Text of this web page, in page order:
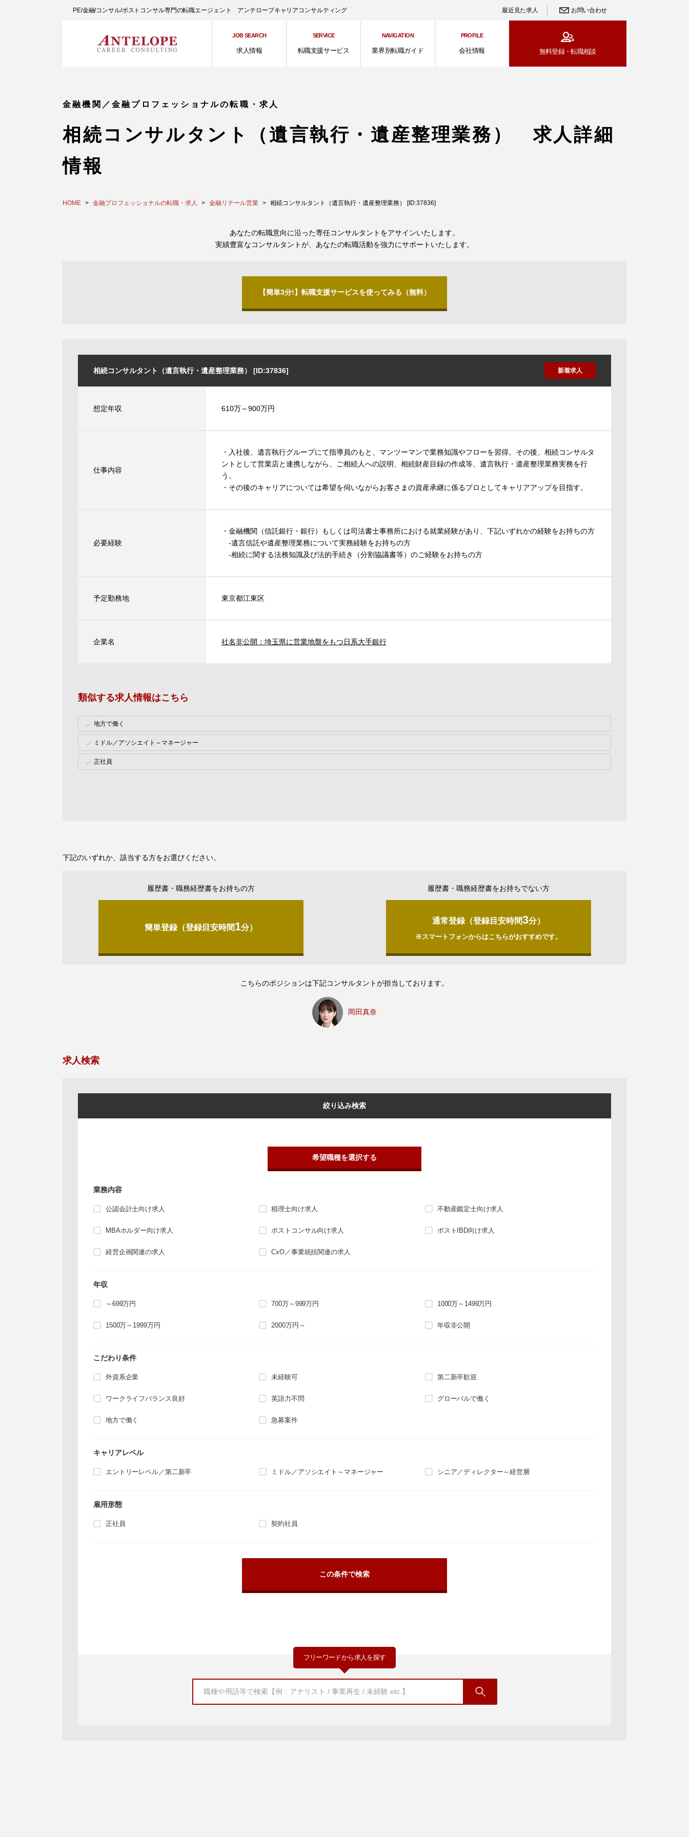
PE/金融/コンサル/ポストコンサル専門の転職エージェント アンテロープキャリアコンサルティング 最近見た求人 お問い合わせ
JOB SEARCH
求人情報
SERVICE
転職支援サービス
NAVIGATION
業界別転職ガイド
PROFILE
会社情報 無料登録・転職相談
金融機関／金融プロフェッショナルの転職・求人
相続コンサルタント（遺言執行・遺産整理業務） 求人詳細
情報
HOME 金融プロフェッショナルの転職・求人 金融リテール営業 相続コンサルタント（遺言執行・遺産整理業務） [ID:37836]
あなたの転職意向に沿った専任コンサルタントをアサインいたします。
実績豊富なコンサルタントが、あなたの転職活動を強力にサポートいたします。
【簡単3分!】転職支援サービスを使ってみる（無料）
相続コンサルタント（遺言執行・遺産整理業務） [ID:37836] 新着求人
想定年収 610万～900万円
仕事内容
・入社後、遺言執行グループにて指導員のもと、マンツーマンで業務知識やフローを習得。その後、相続コンサルタ
ントとして営業店と連携しながら、ご相続人への説明、相続財産目録の作成等、遺言執行・遺産整理業務実務を行
う。
・その後のキャリアについては希望を伺いながらお客さまの資産承継に係るプロとしてキャリアアップを目指す。
必要経験
・金融機関（信託銀行・銀行）もしくは司法書士事務所における就業経験があり、下記いずれかの経験をお持ちの方
-遺言信託や遺産整理業務について実務経験をお持ちの方
-相続に関する法務知識及び法的手続き（分割協議書等）のご経験をお持ちの方
予定勤務地 東京都江東区
企業名 社名非公開：埼玉県に営業地盤をもつ日系大手銀行
類似する求人情報はこちら
地方で働く
ミドル／アソシエイト～マネージャー
正社員
下記のいずれか、該当する方をお選びください。
履歴書・職務経歴書をお持ちの方
簡単登録（登録目安時間1分）
履歴書・職務経歴書をお持ちでない方
通常登録（登録目安時間3分）
※スマートフォンからはこちらがおすすめです。
こちらのポジションは下記コンサルタントが担当しております。
岡田真奈
求人検索
絞り込み検索
希望職種を選択する
業務内容
公認会計士向け求人 税理士向け求人 不動産鑑定士向け求人
MBAホルダー向け求人 ポストコンサル向け求人 ポストIBD向け求人
経営企画関連の求人 CxO／事業統括関連の求人
年収
～699万円 700万～999万円 1000万～1499万円
1500万～1999万円 2000万円～ 年収非公開
こだわり条件
外資系企業 未経験可 第二新卒歓迎
ワークライフバランス良好 英語力不問 グローバルで働く
地方で働く 急募案件
キャリアレベル
エントリーレベル／第二新卒 ミドル／アソシエイト～マネージャー シニア／ディレクター～経営層
雇用形態
正社員 契約社員
フリーワードから求人を探す